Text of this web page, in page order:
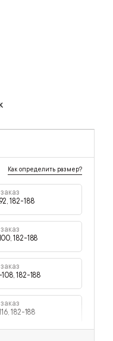
Как определить размер?
182-188
182-188
182-188
182-188